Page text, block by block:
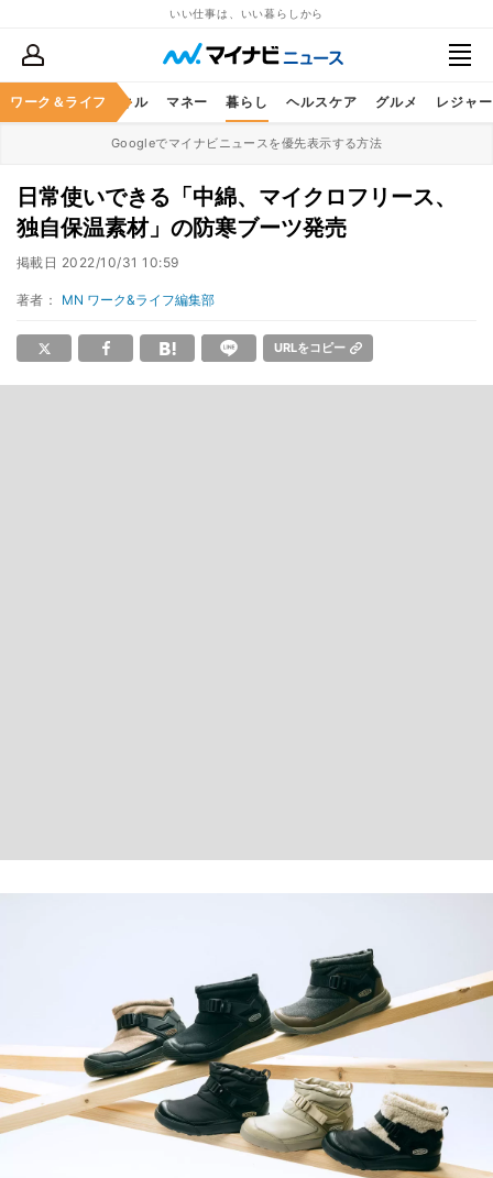
いい仕事は、いい暮らしから
ワーク＆ライフ
ア ビジネススキル マネー 暮らし ヘルスケア グルメ レジャー
Googleでマイナビニュースを優先表示する方法
日常使いできる「中綿、マイクロフリース、
独自保温素材」の防寒ブーツ発売
掲載日 2022/10/31 10:59
著者： MN ワーク&ライフ編集部
URLをコピー